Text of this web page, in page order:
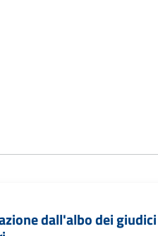
dall'albo dei giudici